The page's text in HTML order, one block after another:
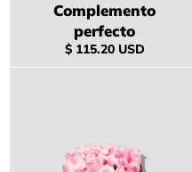
Complemento
perfecto
Precio
habitual
$ 115.20 USD